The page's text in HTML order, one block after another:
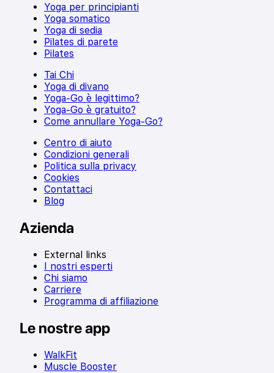
Yoga per principianti
Yoga somatico
Yoga di sedia
Pilates di parete
Pilates
Tai Chi
Yoga di divano
Yoga-Go è legittimo?
Yoga-Go è gratuito?
Come annullare Yoga-Go?
Centro di aiuto
Condizioni generali
Politica sulla privacy
Cookies
Contattaci
Blog
Azienda
External links
I nostri esperti
Chi siamo
Carriere
Programma di affiliazione
Le nostre app
WalkFit
Muscle Booster